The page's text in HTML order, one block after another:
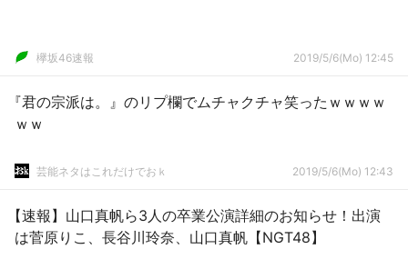
欅坂46速報 2019/5/6(Mo) 12:45
『君の宗派は。』のリプ欄でムチャクチャ笑ったｗｗｗｗ
ｗｗ
芸能ネタはこれだけでおｋ 2019/5/6(Mo) 12:43
【速報】山口真帆ら3人の卒業公演詳細のお知らせ！出演
は菅原りこ、長谷川玲奈、山口真帆【NGT48】